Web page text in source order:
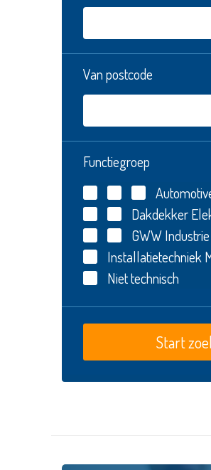
Van postcode
Functiegroep
Dakdekker
GWWIndustrie
Installatietechniek
Niet technisch